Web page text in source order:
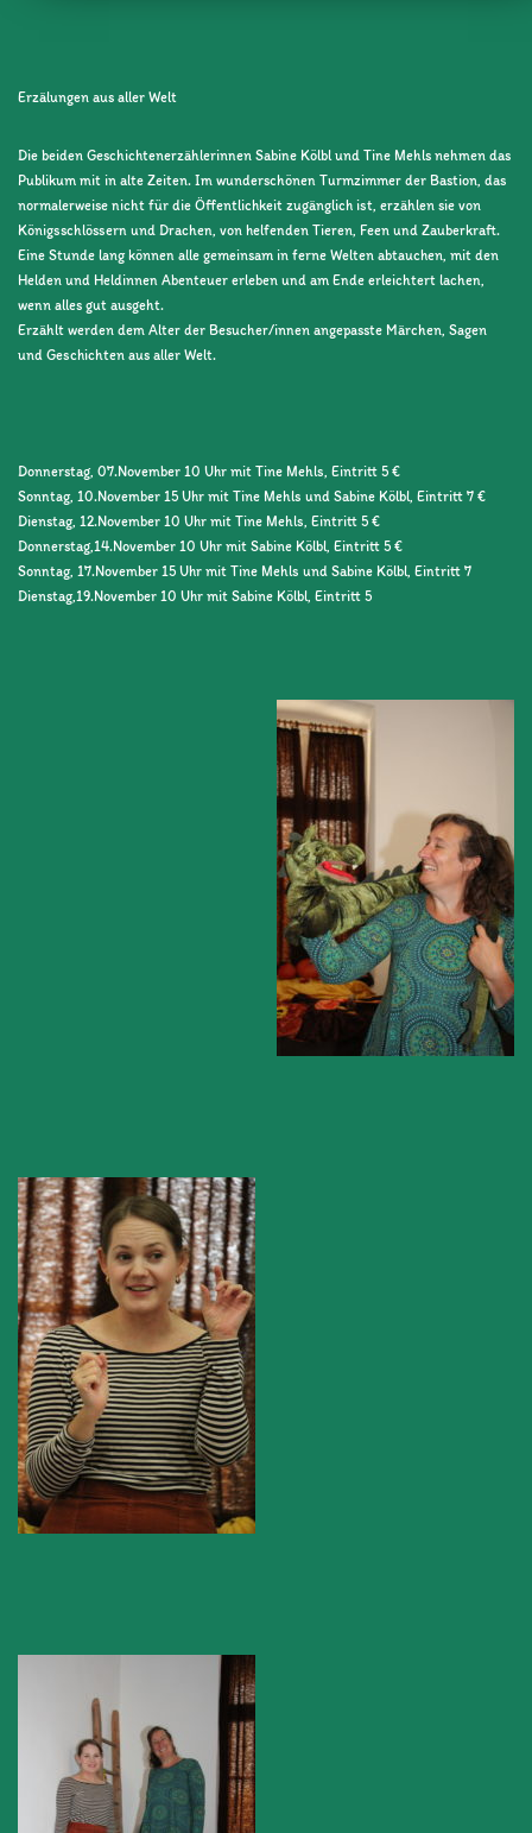
Erzälungen aus aller Welt
Die beiden Geschichtenerzählerinnen Sabine Kölbl und Tine Mehls nehmen das
Publikum mit in alte Zeiten. Im wunderschönen Turmzimmer der Bastion, das
normalerweise nicht für die Öffentlichkeit zugänglich ist, erzählen sie von
Königsschlössern und Drachen, von helfenden Tieren, Feen und Zauberkraft.
Eine Stunde lang können alle gemeinsam in ferne Welten abtauchen, mit den
Helden und Heldinnen Abenteuer erleben und am Ende erleichtert lachen,
wenn alles gut ausgeht.
Erzählt werden dem Alter der Besucher/innen angepasste Märchen, Sagen
und Geschichten aus aller Welt.
Donnerstag, 07.November 10 Uhr mit Tine Mehls, Eintritt 5 €
Sonntag, 10.November 15 Uhr mit Tine Mehls und Sabine Kölbl, Eintritt 7 €
Dienstag, 12.November 10 Uhr mit Tine Mehls, Eintritt 5 €
Donnerstag,14.November 10 Uhr mit Sabine Kölbl, Eintritt 5 €
Sonntag, 17.November 15 Uhr mit Tine Mehls und Sabine Kölbl, Eintritt 7
Dienstag,19.November 10 Uhr mit Sabine Kölbl, Eintritt 5